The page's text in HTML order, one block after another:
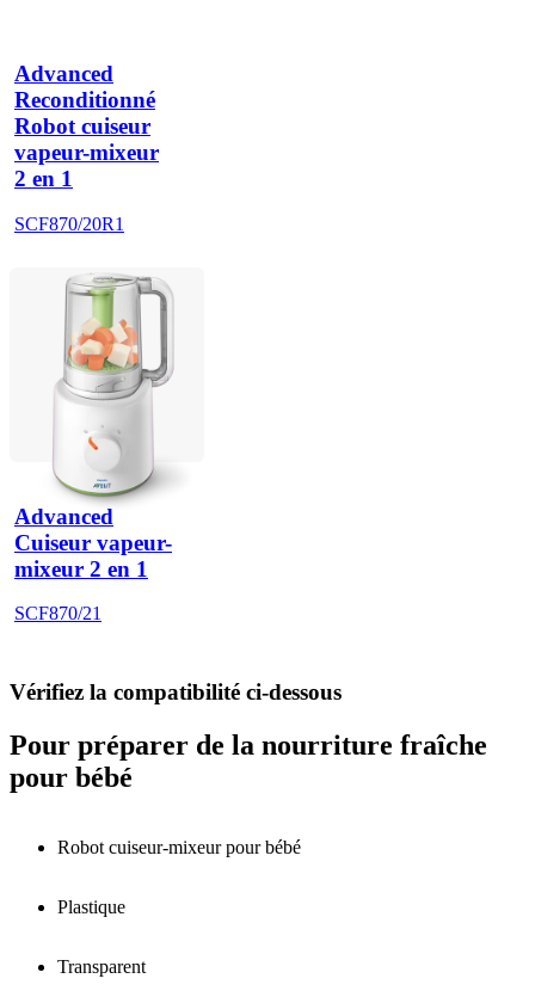
Advanced
Reconditionné
Robot cuiseur
vapeur-mixeur
2 en 1
SCF870/20R1
Advanced
Cuiseur vapeur-
mixeur 2 en 1
SCF870/21
Vérifiez la compatibilité ci-dessous
Pour préparer de la nourriture fraîche
pour bébé
Robot cuiseur-mixeur pour bébé
Plastique
Transparent